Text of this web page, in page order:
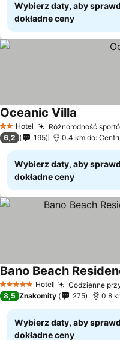
Wybierz daty, aby
dokładne ceny
2 Kategoria
Hotel Różnorodność
Oceanic Villa
6,2 195 0.4 km do:
Wybierz daty, aby
dokładne ceny
5 KategoriaHotel Codzienne
Bano Beach
8,5 Znakomity 275 0.8
Wybierz daty, aby
dokładne ceny